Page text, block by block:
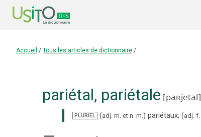
Accueil / Tous les articles de dictionnaire /
pariétal, pariétale [paʀjetal]
PLURIEL (adj. m. et n. m.) pariétaux; (adj. f.